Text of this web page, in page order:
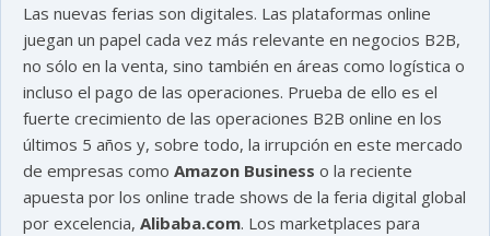
Las nuevas ferias son digitales. Las plataformas online
juegan un papel cada vez más relevante en negocios B2B,
no sólo en la venta, sino también en áreas como logística o
incluso el pago de las operaciones. Prueba de ello es el
fuerte crecimiento de las operaciones B2B online en los
últimos 5 años y, sobre todo, la irrupción en este mercado
de empresas como Amazon Business o la reciente
apuesta por los online trade shows de la feria digital global
por excelencia, Alibaba.com. Los marketplaces para